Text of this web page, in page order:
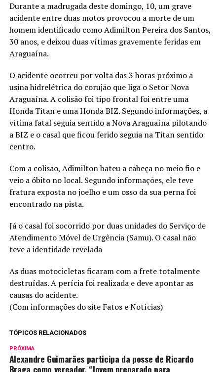
Durante a madrugada deste domingo, 10, um grave
acidente entre duas motos provocou a morte de um
homem identificado como Adimilton Pereira dos Santos,
30 anos, e deixou duas vítimas gravemente feridas em
Araguaína.
O acidente ocorreu por volta das 3 horas próximo a
usina hidrelétrica do corujão que liga o Setor Nova
Araguaína. A colisão foi tipo frontal foi entre uma
Honda Titan e uma Honda BIZ. Segundo informações, a
vítima fatal seguia sentido a Nova Araguaína pilotando
a BIZ e o casal que ficou ferido seguia na Titan sentido
centro.
Com a colisão, Adimilton bateu a cabeça no meio fio e
veio a óbito no local. Segundo informações, ele teve
fratura exposta no joelho e um osso da sua perna foi
encontrado na pista.
Já o casal foi socorrido por duas unidades do Serviço de
Atendimento Móvel de Urgência (Samu). O casal não
teve a identidade revelada
As duas motocicletas ficaram com a frete totalmente
destruídas. A perícia foi realizada e deve apontar as
causas do acidente.
(Com informações do site Fatos e Notícias)
TÓPICOS RELACIONADOS
PRÓXIMA
Alexandre Guimarães participa da posse de Ricardo
Braga como vereador, “Jovem preparado para